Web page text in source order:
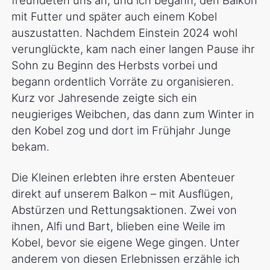
mit Futter und später auch einem Kobel
auszustatten. Nachdem Einstein 2024 wohl
verunglückte, kam nach einer langen Pause ihr
Sohn zu Beginn des Herbsts vorbei und
begann ordentlich Vorräte zu organisieren.
Kurz vor Jahresende zeigte sich ein
neugieriges Weibchen, das dann zum Winter in
den Kobel zog und dort im Frühjahr Junge
bekam.
Die Kleinen erlebten ihre ersten Abenteuer
direkt auf unserem Balkon – mit Ausflügen,
Abstürzen und Rettungsaktionen. Zwei von
ihnen, Alfi und Bart, blieben eine Weile im
Kobel, bevor sie eigene Wege gingen. Unter
anderem von diesen Erlebnissen erzähle ich